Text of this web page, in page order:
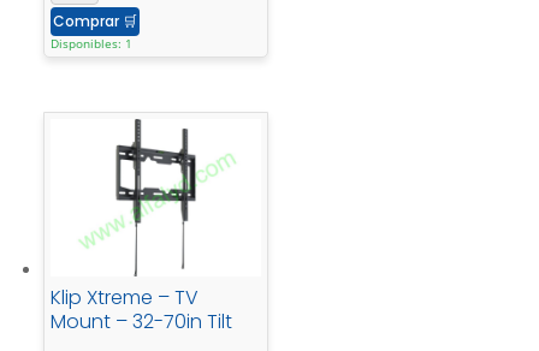
Comprar 🛒
Disponibles: 1
Klip Xtreme – TV
Mount – 32-70in Tilt